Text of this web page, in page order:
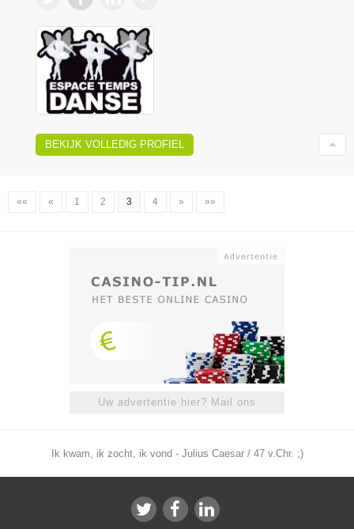
BEKIJK VOLLEDIG PROFIEL
«« « 1 2 3 4 » »»
Uw advertentie hier? Mail ons
Ik kwam, ik zocht, ik vond - Julius Caesar / 47 v.Chr. ;)